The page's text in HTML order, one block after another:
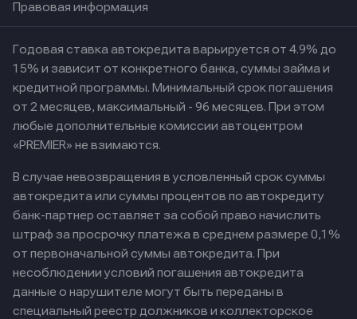
Правовая информация
Годовая ставка автокредита варьируется от 4.9% до
15% и зависит от конкретного банка, суммы займа и
кредитной программы. Минимальный срок погашения
от 2 месяцев, максимальный - 96 месяцев. При этом
любые дополнительные комиссии автоцентром
«PREMIER» не взимаются.
В случае невозвращения в условленный срок суммы
автокредита или суммы процентов по автокредиту
банк-партнер оставляет за собой право начислить
штраф за просрочку платежа в среднем размере 0,1%
от первоначальной суммы автокредита. При
несоблюдении условий погашения автокредита
данные о нарушителе могут быть переданы в
специальный реестр должников и коллекторское